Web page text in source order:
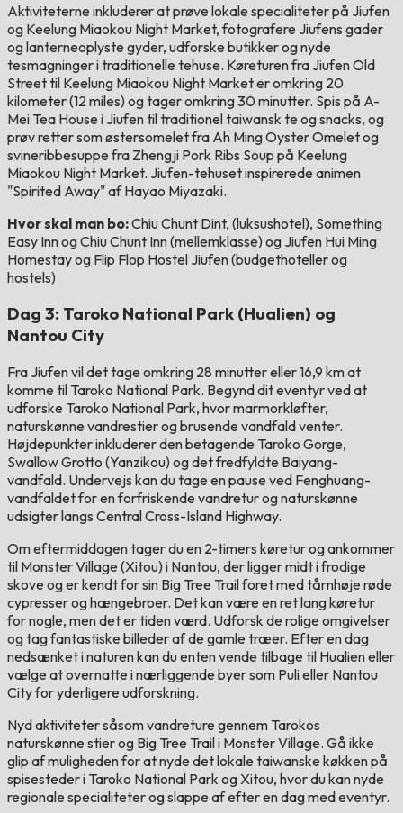
Aktiviteterne inkluderer at prøve lokale specialiteter på Jiufen
og Keelung Miaokou Night Market, fotografere Jiufens gader
og lanterneoplyste gyder, udforske butikker og nyde
tesmagninger i traditionelle tehuse. Køreturen fra Jiufen Old
Street til Keelung Miaokou Night Market er omkring 20
kilometer (12 miles) og tager omkring 30 minutter. Spis på A-
Mei Tea House i Jiufen til traditionel taiwansk te og snacks, og
prøv retter som østersomelet fra Ah Ming Oyster Omelet og
svineribbesuppe fra Zhengji Pork Ribs Soup på Keelung
Miaokou Night Market. Jiufen-tehuset inspirerede animen
"Spirited Away" af Hayao Miyazaki.
Hvor skal man bo:Chiu Chunt Dint, (luksushotel), Something
Easy Inn og Chiu Chunt Inn (mellemklasse) og Jiufen Hui Ming
Homestay og Flip Flop Hostel Jiufen (budgethoteller og
hostels)
Dag 3: Taroko National Park (Hualien) og
Nantou City
Fra Jiufen vil det tage omkring 28 minutter eller 16,9 km at
komme til Taroko National Park. Begynd dit eventyr ved at
udforske Taroko National Park, hvor marmorkløfter,
naturskønne vandrestier og brusende vandfald venter.
Højdepunkter inkluderer den betagende Taroko Gorge,
Swallow Grotto (Yanzikou) og det fredfyldte Baiyang-
vandfald. Undervejs kan du tage en pause ved Fenghuang-
vandfaldet for en forfriskende vandretur og naturskønne
udsigter langs Central Cross-Island Highway.
Om eftermiddagen tager du en 2-timers køretur og ankommer
til Monster Village (Xitou) i Nantou, der ligger midt i frodige
skove og er kendt for sin Big Tree Trail foret med tårnhøje røde
cypresser og hængebroer. Det kan være en ret lang køretur
for nogle, men det er tiden værd. Udforsk de rolige omgivelser
og tag fantastiske billeder af de gamle træer. Efter en dag
nedsænket i naturen kan du enten vende tilbage til Hualien eller
vælge at overnatte i nærliggende byer som Puli eller Nantou
City for yderligere udforskning.
Nyd aktiviteter såsom vandreture gennem Tarokos
naturskønne stier og Big Tree Trail i Monster Village. Gå ikke
glip af muligheden for at nyde det lokale taiwanske køkken på
spisesteder i Taroko National Park og Xitou, hvor du kan nyde
regionale specialiteter og slappe af efter en dag med eventyr.